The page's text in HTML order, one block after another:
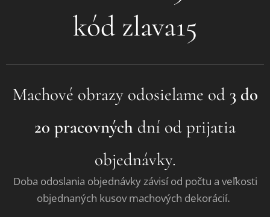
kód zlava15
Machové obrazy odosielame od 3 do
20 pracovných dní od prijatia
objednávky.
Doba odoslania objednávky závisí od počtu a veľkosti
objednaných kusov machových dekorácií.